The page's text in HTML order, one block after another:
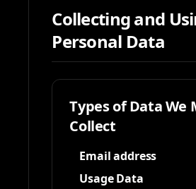
Collecting and
Personal Data
Types of Data We
Collect
Email address
Usage Data